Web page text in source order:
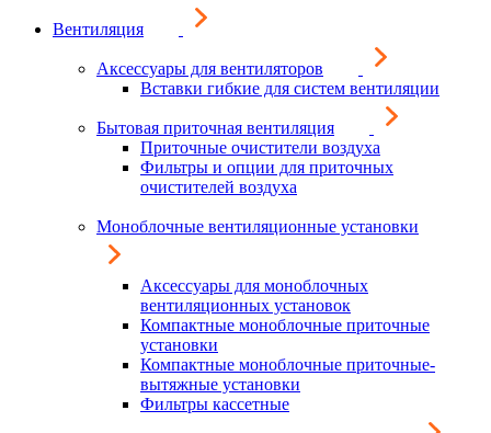
Вентиляция
Аксессуары для вентиляторов
Вставки гибкие для систем вентиляции
Бытовая приточная вентиляция
Приточные очистители воздуха
Фильтры и опции для приточных
очистителей воздуха
Моноблочные вентиляционные установки
Аксессуары для моноблочных
вентиляционных установок
Компактные моноблочные приточные
установки
Компактные моноблочные приточные-
вытяжные установки
Фильтры кассетные